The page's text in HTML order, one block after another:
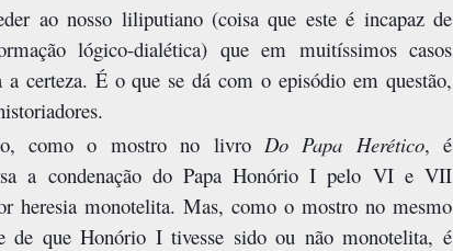
ao nosso liliputiano (coisa que este é incapaz de
lógico-dialética) que em muitíssimos casos
a certeza. É o que se dá com o episódio em questão,
como o mostro no livro Do Papa Herético, é
a condenação do Papa Honório I pelo VI e VII
heresia monotelita. Mas, como o mostro no mesmo
de que Honório I tivesse sido ou não monotelita, é